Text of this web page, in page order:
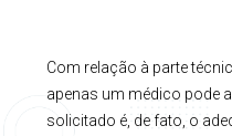
Com relação à parte
apenas um médico pode
solicitado é, de fato, o